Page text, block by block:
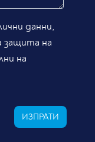
данни,
защита на
на
ИЗПРАТИ